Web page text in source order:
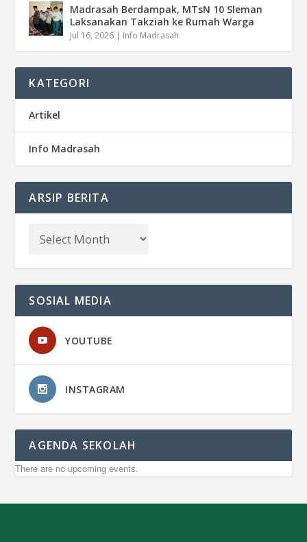
Madrasah Berdampak, MTsN 10 Sleman
Laksanakan Takziah ke Rumah Warga
Jul 16, 2026 | Info Madrasah
KATEGORI
Artikel
Info Madrasah
ARSIP BERITA
SOSIAL MEDIA
YOUTUBE
INSTAGRAM
AGENDA SEKOLAH
There are no upcoming events.